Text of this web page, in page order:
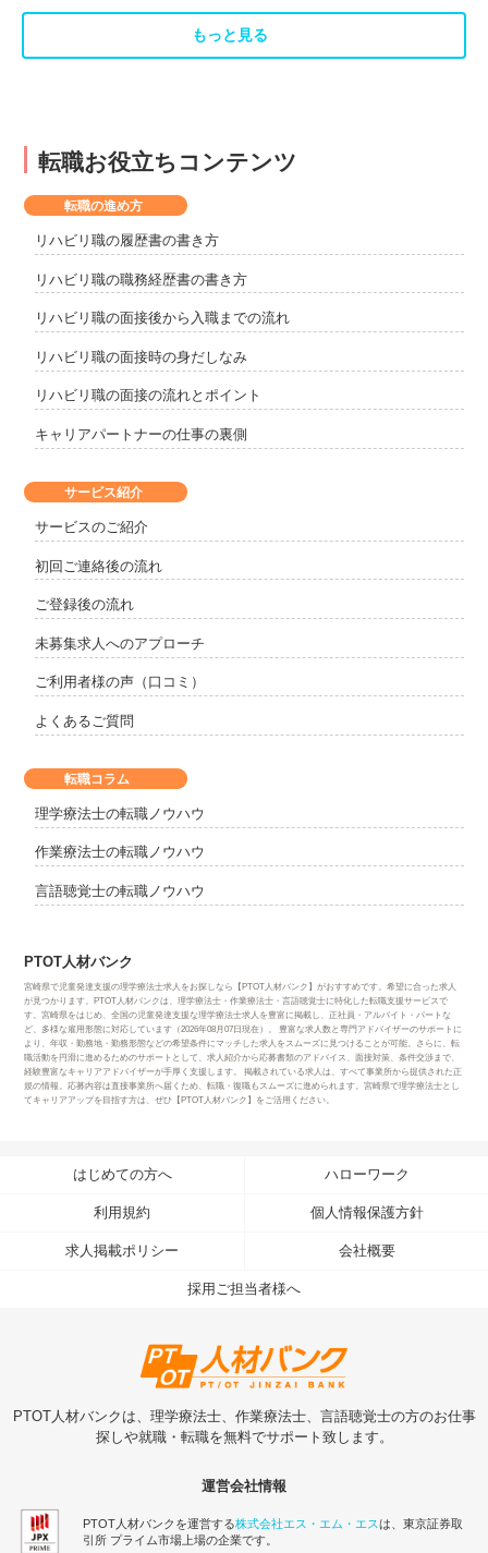
もっと見る
転職お役立ちコンテンツ
サービス紹介
サービスのご紹介
初回ご連絡後の流れ
ご登録後の流れ
未募集求人へのアプローチ
ご利用者様の声（口コミ）
よくあるご質問
転職の進め方
リハビリ職の履歴書の書き方
リハビリ職の職務経歴書の書き方
リハビリ職の面接後から入職までの流れ
リハビリ職の面接時の身だしなみ
リハビリ職の面接の流れとポイント
キャリアパートナーの仕事の裏側
転職コラム
理学療法士の転職ノウハウ
作業療法士の転職ノウハウ
言語聴覚士の転職ノウハウ
PTOT人材バンク
宮崎県で児童発達支援の理学療法士求人をお探しなら【PTOT人材バンク】がおすすめです。希望に合った求人
が見つかります。PTOT人材バンクは、理学療法士・作業療法士・言語聴覚士に特化した転職支援サービスで
す。宮崎県をはじめ、全国の児童発達支援な理学療法士求人を豊富に掲載し、正社員・アルバイト・パートな
ど、多様な雇用形態に対応しています（2026年08月07日現在）。 豊富な求人数と専門アドバイザーのサポートに
より、年収・勤務地・勤務形態などの希望条件にマッチした求人をスムーズに見つけることが可能。さらに、転
職活動を円滑に進めるためのサポートとして、求人紹介から応募書類のアドバイス、面接対策、条件交渉まで、
経験豊富なキャリアアドバイザーが手厚く支援します。 掲載されている求人は、すべて事業所から提供された正
規の情報。応募内容は直接事業所へ届くため、転職・復職もスムーズに進められます。宮崎県で理学療法士とし
てキャリアアップを目指す方は、ぜひ【PTOT人材バンク】をご活用ください。
はじめての方へ ハローワーク
利用規約 個人情報保護方針
求人掲載ポリシー 会社概要
採用ご担当者様へ
PTOT人材バンクは、理学療法士、作業療法士、言語聴覚士の方のお仕事
探しや就職・転職を無料でサポート致します。
運営会社情報
PTOT人材バンクを運営する株式会社エス・エム・エスは、東京証券取
引所 プライム市場上場の企業です。